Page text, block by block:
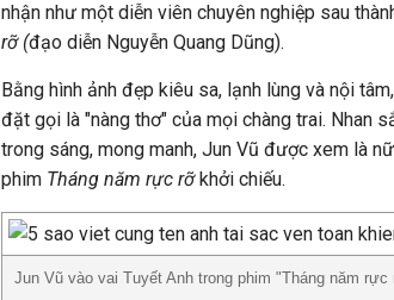
nhận như một diễn viên chuyên nghiệp sau
rỡ (đạo diễn Nguyễn Quang Dũng).
Bằng hình ảnh đẹp kiêu sa, lạnh lùng và nội
đặt gọi là "nàng thơ" của mọi chàng trai. Nhan
trong sáng, mong manh, Jun Vũ được xem là
phim Tháng năm rực rỡkhởi chiếu.
Jun Vũ vào vai Tuyết Anh trong phim "Tháng năm rực